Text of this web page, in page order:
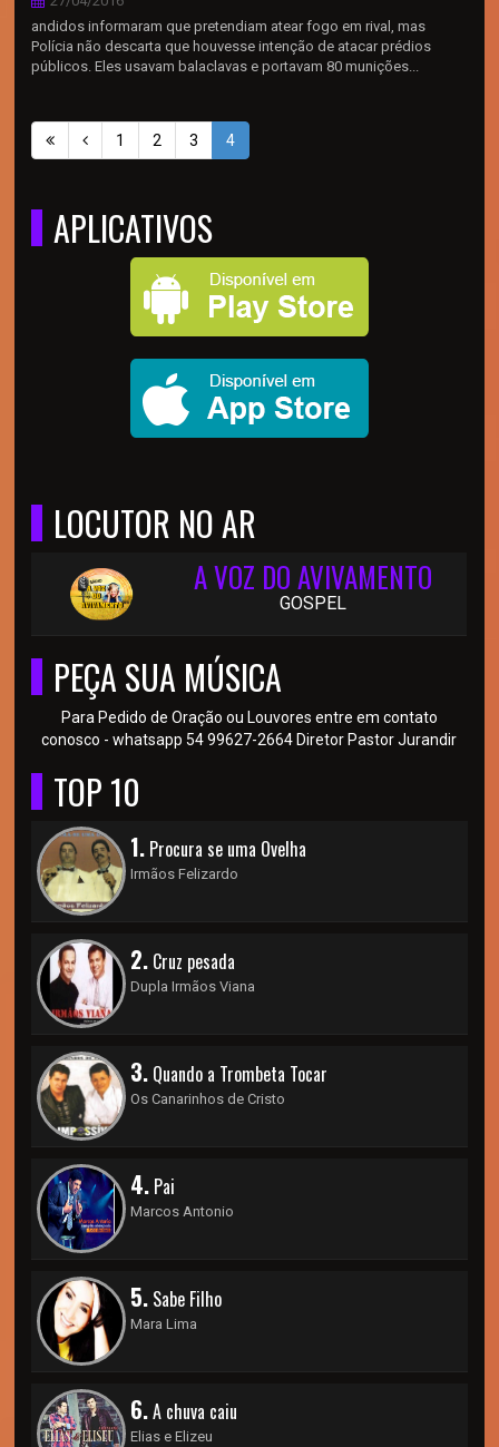
andidos informaram que pretendiam atear fogo em rival, mas
Polícia não descarta que houvesse intenção de atacar prédios
públicos. Eles usavam balaclavas e portavam 80 munições...
1 2 3 4
APLICATIVOS
LOCUTOR NO AR
A VOZ DO AVIVAMENTO
GOSPEL
PEÇA SUA MÚSICA
Para Pedido de Oração ou Louvores entre em contato
conosco - whatsapp 54 99627-2664 Diretor Pastor Jurandir
TOP 10
1. Procura se uma Ovelha
Irmãos Felizardo
2. Cruz pesada
Dupla Irmãos Viana
3. Quando a Trombeta Tocar
Os Canarinhos de Cristo
4. Pai
Marcos Antonio
5. Sabe Filho
Mara Lima
6.A chuva caiu
Elias e Elizeu